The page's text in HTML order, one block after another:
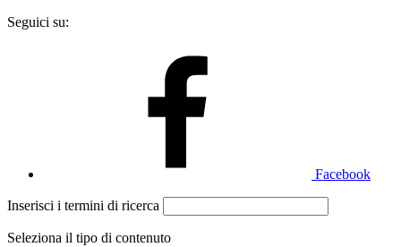
Seguici su:
Facebook
Inserisci i termini di ricerca
Seleziona il tipo di contenuto